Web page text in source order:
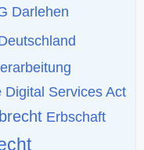
Darlehen
Digital Services Act
Erbschaft